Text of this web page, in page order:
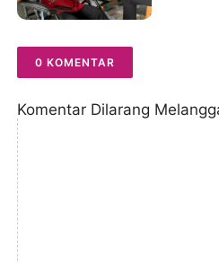
0 KOMENTAR
Komentar Dilarang